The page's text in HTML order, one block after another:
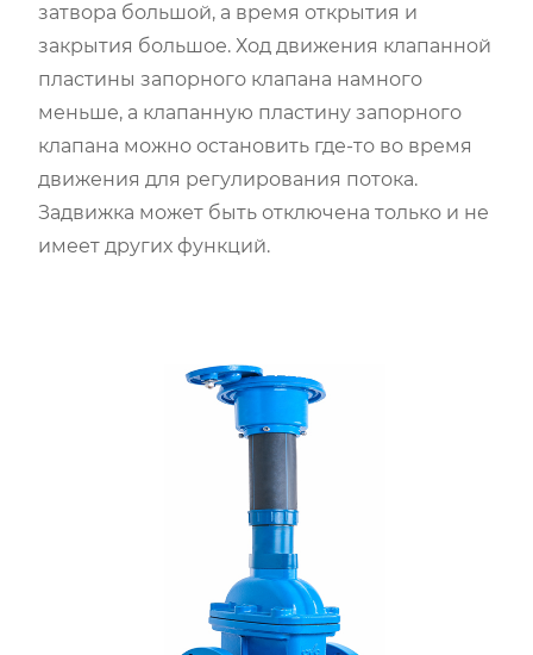
затвора большой, а время открытия и
закрытия большое. Ход движения клапанной
пластины запорного клапана намного
меньше, а клапанную пластину запорного
клапана можно остановить где-то во время
движения для регулирования потока.
Задвижка может быть отключена только и не
имеет других функций.